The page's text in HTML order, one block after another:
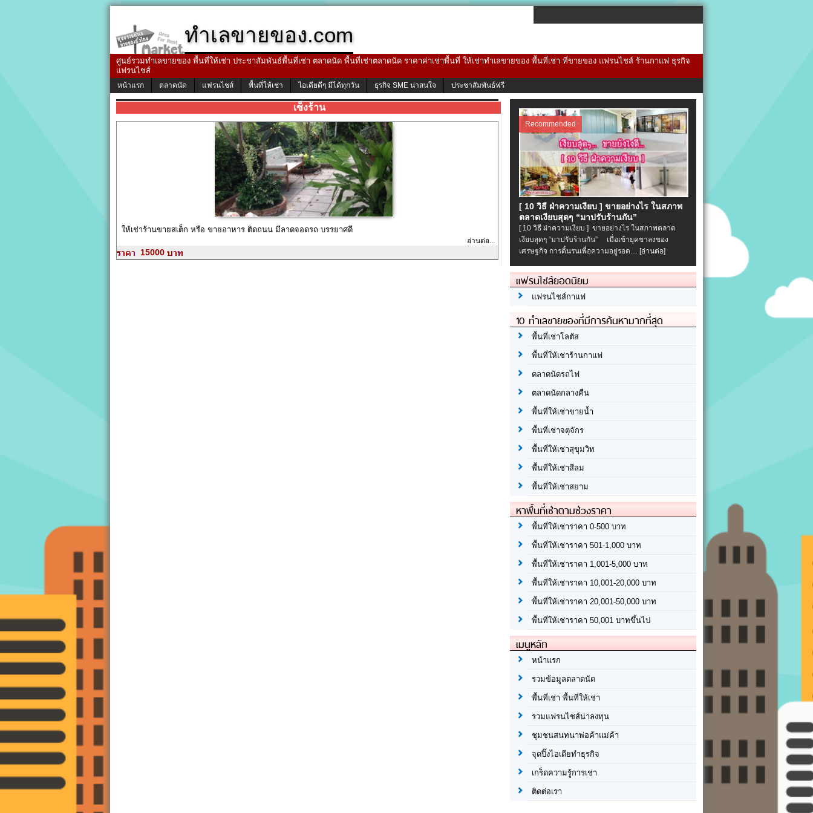
ทำเลขายของ.com
ศูนย์รวมทำเลขายของ พื้นที่ให้เช่า ประชาสัมพันธ์พื้นที่เช่า ตลาดนัด พื้นที่เช่าตลาดนัด ราคาค่าเช่าพื้นที่ ให้เช่าทำเลขายของ พื้นที่เช่า ที่ขายของ แฟรนไชส์ ร้านกาแฟ ธุรกิจ
แฟรนไชส์
หน้าแรก ตลาดนัด แฟรนไชส์ พื้นที่ให้เช่า ไอเดียดีๆ มีได้ทุกวัน ธุรกิจ SME น่าสนใจ ประชาสัมพันธ์ฟรี
เซ็งร้าน
ให้เช่าร้านขายสเต็ก หรือ ขายอาหาร ติดถนน มีลาดจอดรถ บรรยาศดี
อ่านต่อ...
15000
Recommended
[ 10 วิธี ฝ่าความเงียบ ] ขายอย่างไร ในสภาพ
ตลาดเงียบสุดๆ “มาปรับร้านกัน”
[ 10 วิธี ฝ่าความเงียบ ] ขายอย่างไร ในสภาพตลาด
เงียบสุดๆ “มาปรับร้านกัน” เมื่อเข้ายุคขาลงของ
เศรษฐกิจ การดิ้นรนเพื่อความอยู่รอด… [อ่านต่อ]
แฟรนไชส์ยอดนิยม
แฟรนไชส์กาแฟ
10 ทำเลขายของที่มีการค้นหามากที่สุด
พื้นที่เช่าโลตัส
พื้นที่ให้เช่าร้านกาแฟ
ตลาดนัดรถไฟ
ตลาดนัดกลางคืน
พื้นที่ให้เช่าขายน้ำ
พื้นที่เช่าจตุจักร
พื้นที่ให้เช่าสุขุมวิท
พื้นที่ให้เช่าสีลม
พื้นที่ให้เช่าสยาม
หาพื้นที่เช่าตามช่วงราคา
พื้นที่ให้เช่าราคา 0-500 บาท
พื้นที่ให้เช่าราคา 501-1,000 บาท
พื้นที่ให้เช่าราคา 1,001-5,000 บาท
พื้นที่ให้เช่าราคา 10,001-20,000 บาท
พื้นที่ให้เช่าราคา 20,001-50,000 บาท
พื้นที่ให้เช่าราคา 50,001 บาทขึ้นไป
เมนูหลัก
หน้าแรก
รวมข้อมูลตลาดนัด
พื้นที่เช่า พื้นที่ให้เช่า
รวมแฟรนไชส์น่าลงทุน
ชุมชนสนทนาพ่อค้าแม่ค้า
จุดปิ๊งไอเดียทำธุรกิจ
เกร็ดความรู้การเช่า
ติดต่อเรา